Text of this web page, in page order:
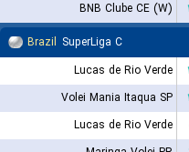
BNB Clube CE (W)
Brazil SuperLiga C
Lucas de Rio Verde
Volei Mania Itaqua SP
Lucas de Rio Verde